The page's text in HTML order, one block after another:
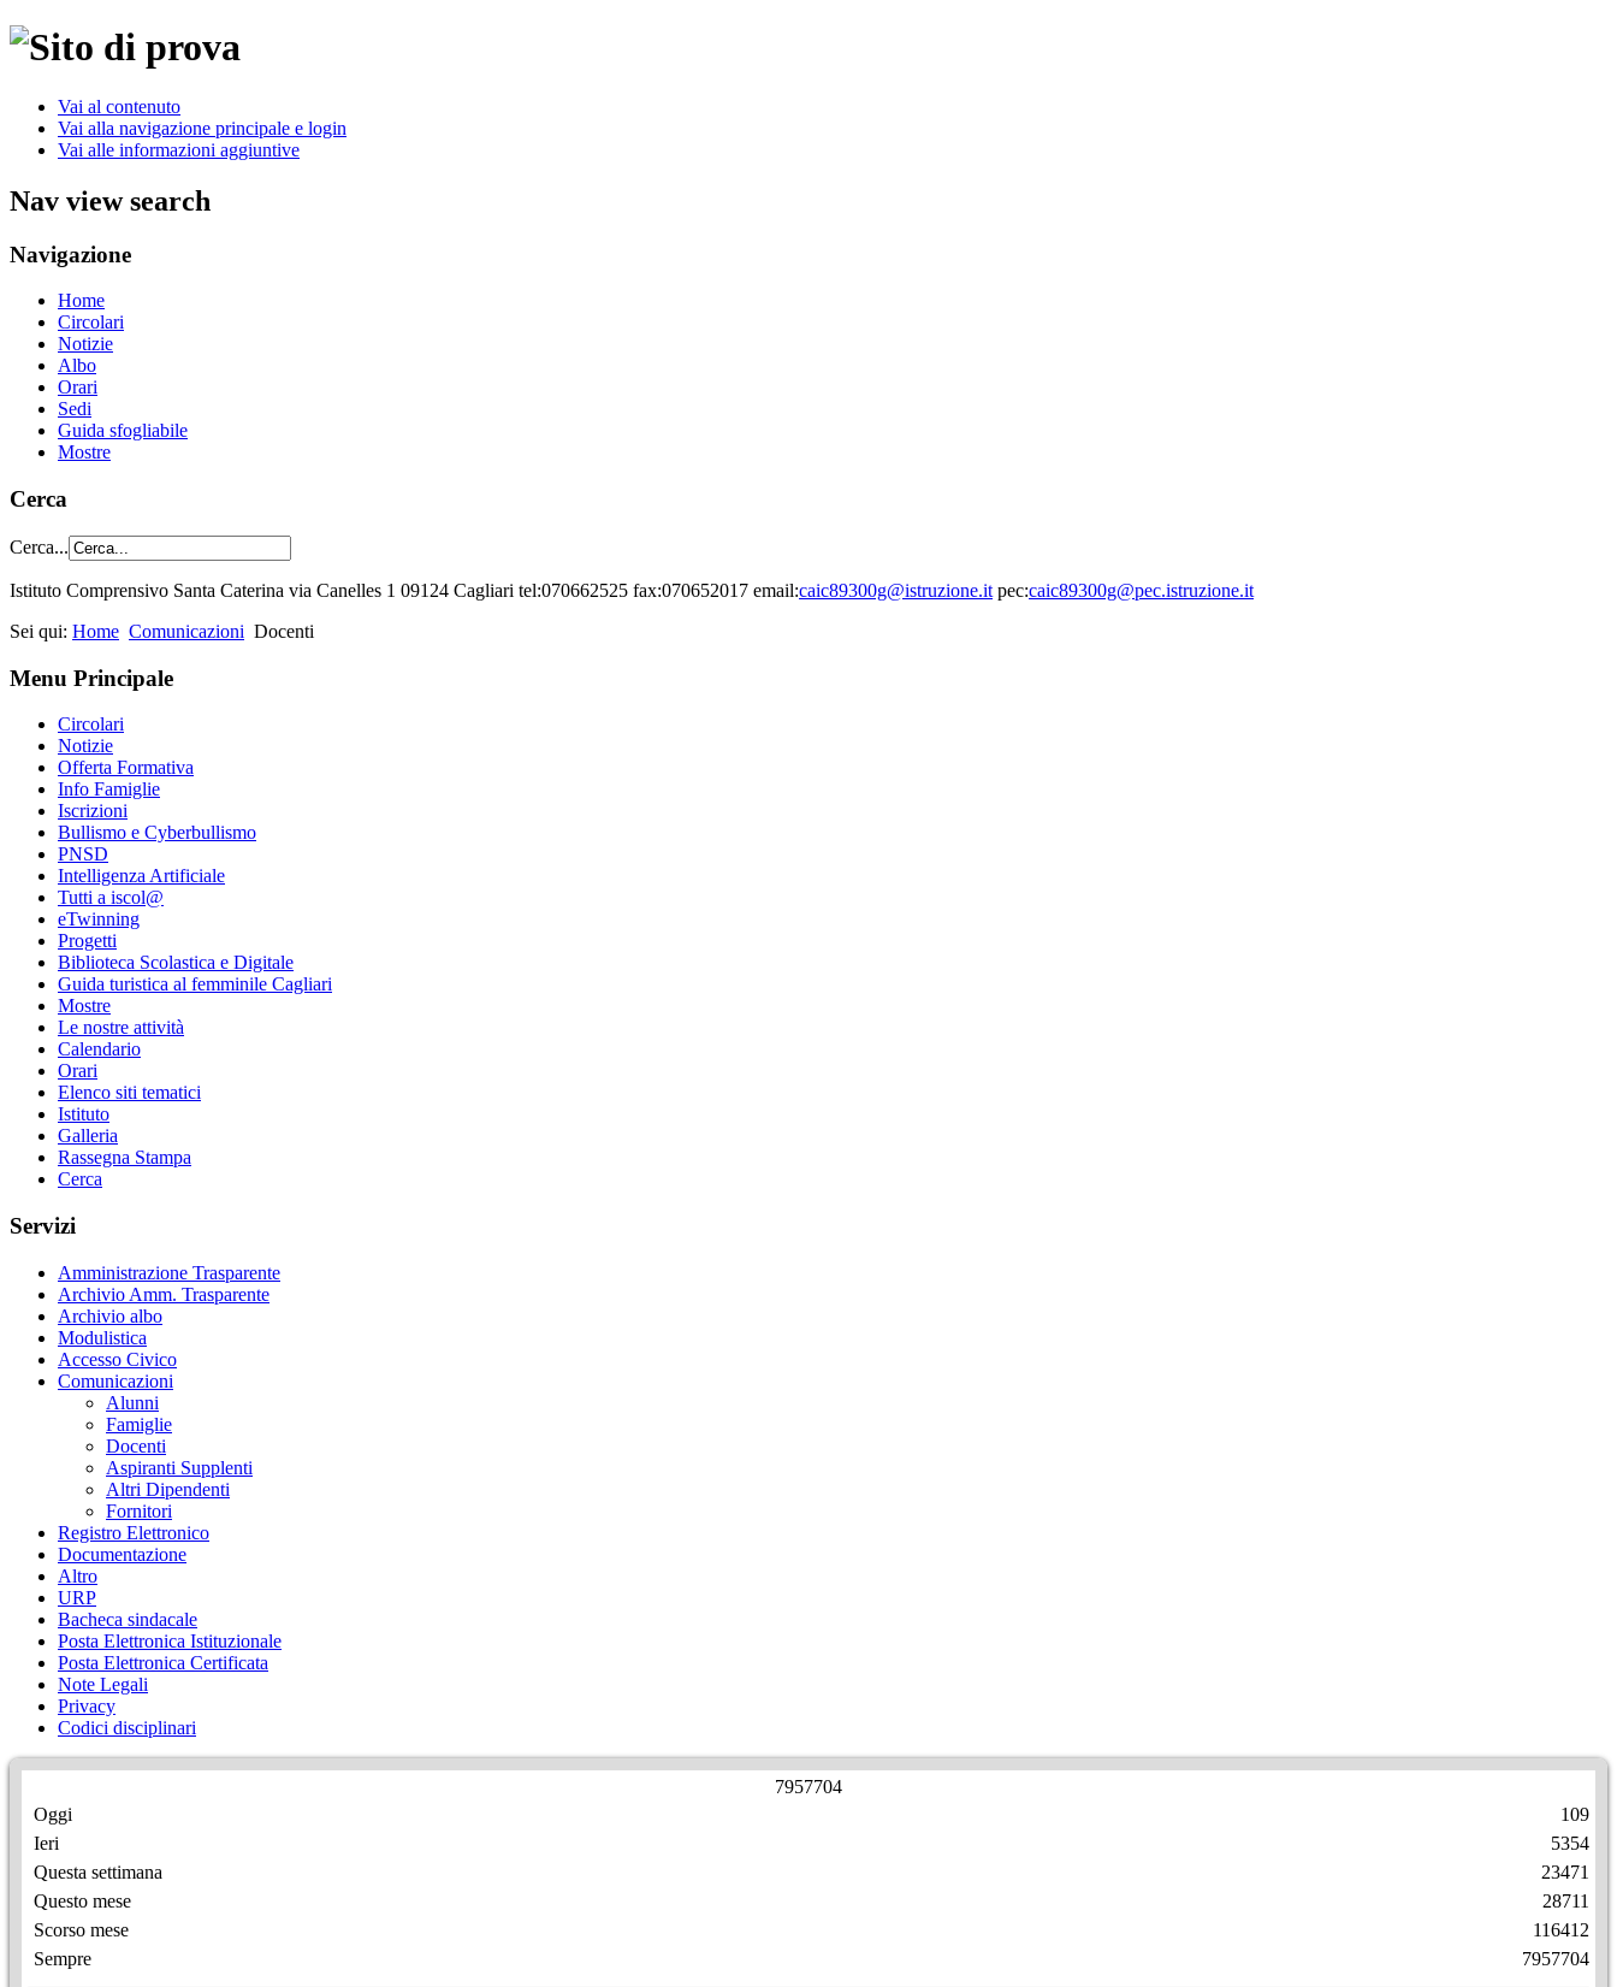
Vai al contenuto
Vai alla navigazione principale e login
Vai alle informazioni aggiuntive
Nav view search
Navigazione
Home
Circolari
Notizie
Albo
Orari
Sedi
Guida sfogliabile
Mostre
Cerca
Cerca...
Istituto Comprensivo Santa Caterina via Canelles 1 09124 Cagliari tel:070662525 fax:070652017 email:caic89300g@istruzione.it pec:caic89300g@pec.istruzione.it
Sei qui: Home Comunicazioni Docenti
Menu Principale
Circolari
Notizie
Offerta Formativa
Info Famiglie
Iscrizioni
Bullismo e Cyberbullismo
PNSD
Intelligenza Artificiale
Tutti a iscol@
eTwinning
Progetti
Biblioteca Scolastica e Digitale
Guida turistica al femminile Cagliari
Mostre
Le nostre attività
Calendario
Orari
Elenco siti tematici
Istituto
Galleria
Rassegna Stampa
Cerca
Servizi
Amministrazione Trasparente
Archivio Amm. Trasparente
Archivio albo
Modulistica
Accesso Civico
Comunicazioni
Alunni
Famiglie
Docenti
Aspiranti Supplenti
Altri Dipendenti
Fornitori
Registro Elettronico
Documentazione
Altro
URP
Bacheca sindacale
Posta Elettronica Istituzionale
Posta Elettronica Certificata
Note Legali
Privacy
Codici disciplinari
7957704
Oggi
Ieri
Questa settimana
Questo mese
Scorso mese
Sempre
109
5354
23471
28711
116412
7957704